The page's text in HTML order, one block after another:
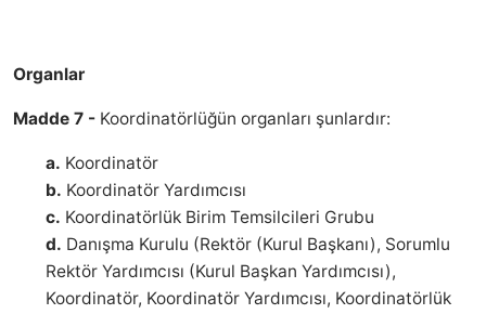
Organlar
Madde 7 - Koordinatörlüğün organları şunlardır:
a. Koordinatör
b. Koordinatör Yardımcısı
c. Koordinatörlük Birim Temsilcileri Grubu
d. Danışma Kurulu (Rektör (Kurul Başkanı), Sorumlu
Rektör Yardımcısı (Kurul Başkan Yardımcısı),
Koordinatör, Koordinatör Yardımcısı, Koordinatörlük